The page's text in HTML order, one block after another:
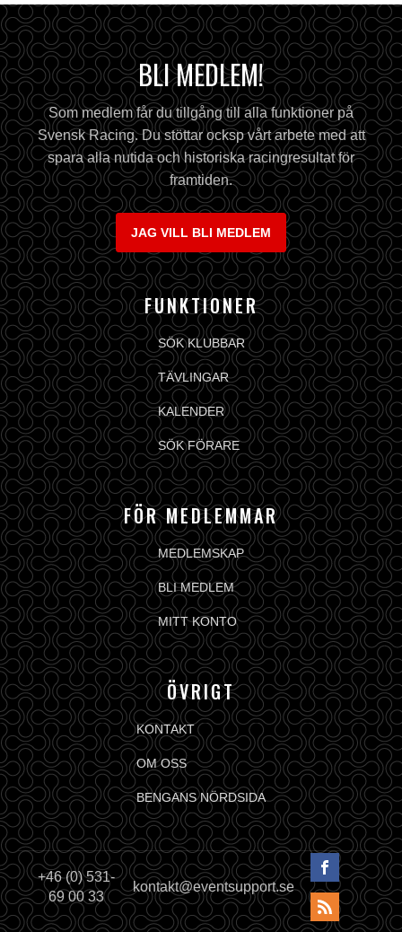
BLI MEDLEM!
Som medlem får du tillgång till alla funktioner på
Svensk Racing. Du stöttar ocksp vårt arbete med att
spara alla nutida och historiska racingresultat för
framtiden.
JAG VILL BLI MEDLEM
FUNKTIONER
SÖK KLUBBAR
TÄVLINGAR
KALENDER
SÖK FÖRARE
FÖR MEDLEMMAR
MEDLEMSKAP
BLI MEDLEM
MITT KONTO
ÖVRIGT
KONTAKT
OM OSS
BENGANS NÖRDSIDA
+46 (0) 531-
69 00 33
kontakt@eventsupport.se